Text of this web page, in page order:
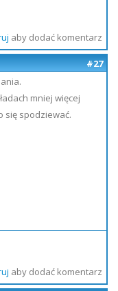
aby dodać komentarz
#27
mniej więcej
się spodziewać.
aby dodać komentarz